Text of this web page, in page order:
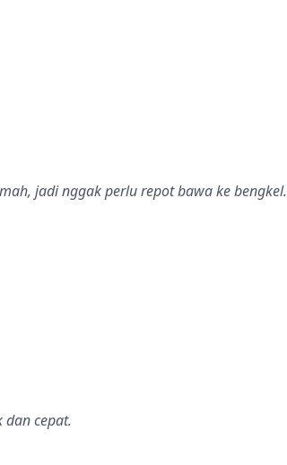
jadi nggak perlu repot bawa ke bengkel.
dan cepat.